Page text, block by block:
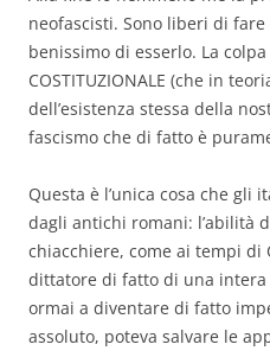
neofascisti. Sono liberi di
benissimo di esserlo. La
COSTITUZIONALE (che in
dell’esistenza stessa della
fascismo che di fatto è
Questa è l’unica cosa che gli
dagli antichi romani: l’abilità
chiacchiere, come ai tempi di
dittatore di fatto di una intera
ormai a diventare di fatto
assoluto, poteva salvare le